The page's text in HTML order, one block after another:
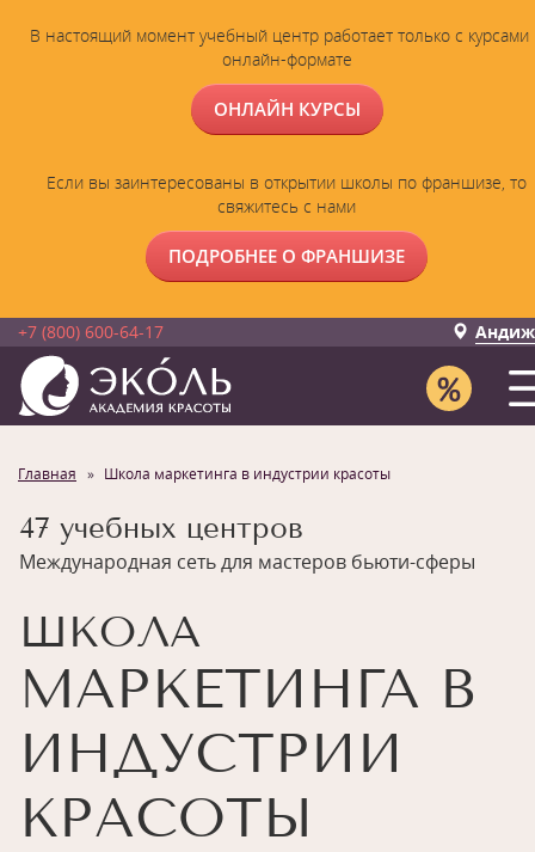
В настоящий момент учебный центр работает только с курсами
онлайн-формате
ОНЛАЙН КУРСЫ
Если вы заинтересованы в открытии школы по франшизе, то
свяжитесь с нами
ПОДРОБНЕЕ О ФРАНШИЗЕ
+7 (800) 600-64-17
Главная Школа маркетинга в индустрии красоты
47 учебных центров
Международная сеть для мастеров бьюти-сферы
ШКОЛА
МАРКЕТИНГА В
ИНДУСТРИИ
КРАСОТЫ